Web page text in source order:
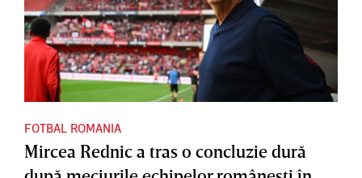
FOTBAL ROMANIA
Mircea Rednic a tras o concluzie dură